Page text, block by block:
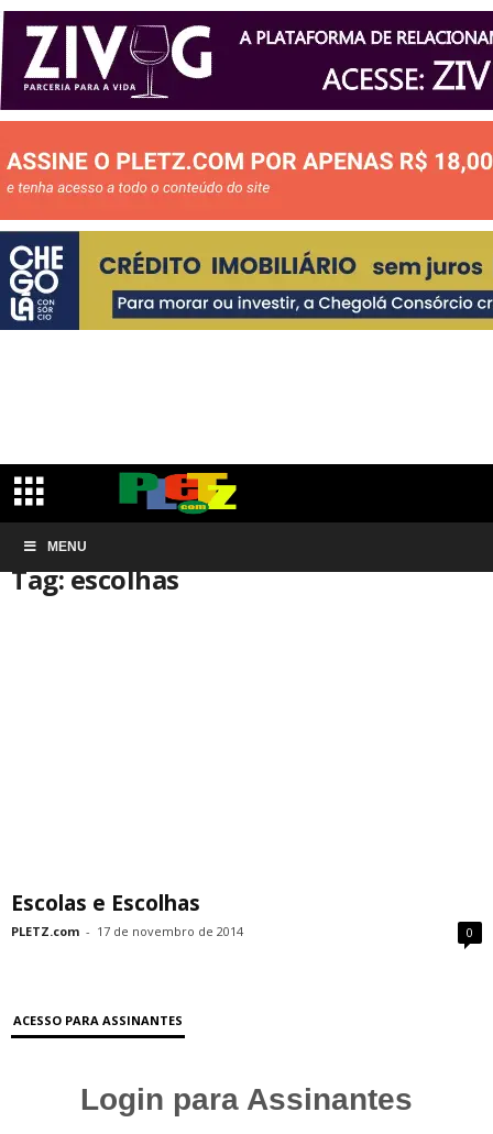
MENU
Início Tags
Tag: escolhas
Escolas e Escolhas
PLETZ.com - 17 de novembro de 2014 0
ACESSO PARA ASSINANTES
Login para Assinantes